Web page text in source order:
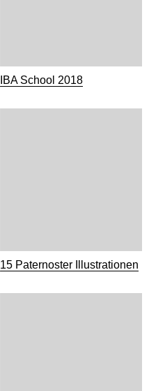
IBA School 2018
15 Paternoster Illustrationen